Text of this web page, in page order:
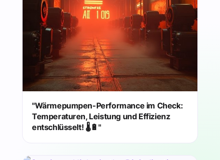
"Wärmepumpen-Performance im Check:
Temperaturen, Leistung und Effizienz
entschlüsselt! 🌡️🔋"